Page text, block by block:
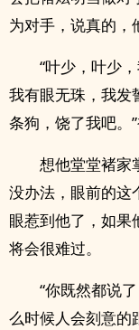
为对手，说真的，
“叶少，叶少
我有眼无珠，我发
条狗，饶了我吧。
想他堂堂褚家
没办法，眼前的这
眼惹到他了，如果
将会很难过。
“你既然都说
么时候人会刻意的